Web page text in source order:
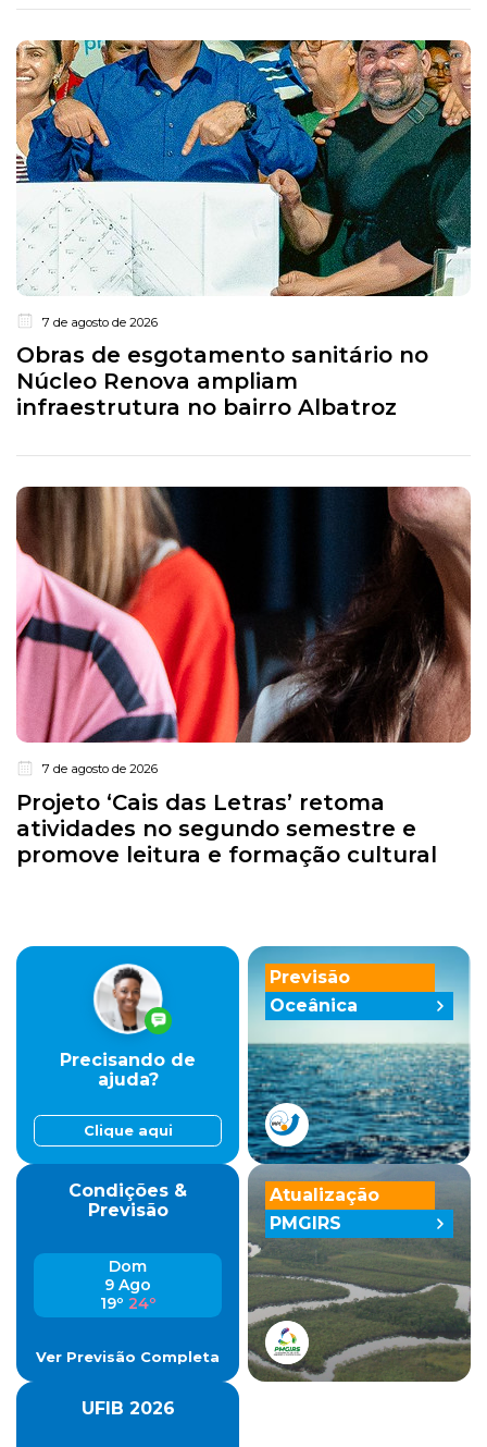
7 de agosto de 2026
Obras de esgotamento sanitário no
Núcleo Renova ampliam
infraestrutura no bairro Albatroz
7 de agosto de 2026
Projeto ‘Cais das Letras’ retoma
atividades no segundo semestre e
promove leitura e formação cultural
Previsão
Oceânica
Precisando de
ajuda?
Clique aqui
Condições &
Previsão
Dom
9 Ago
19º 24º
Ver Previsão Completa
UFIB 2026
Atualização
PMGIRS